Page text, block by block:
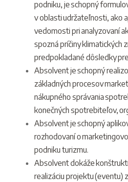
podniku, je schopný
v oblasti udržateľnosti, ako
vedomosti pri analyzovaní
spozná príčiny klimatických
predpokladané dôsledky
Absolvent je schopný
základných procesov
nákupného správania
konečných spotrebiteľov,
Absolvent je schopný
rozhodovaní o
podniku turizmu.
Absolvent dokáže
realizáciu projektu (eventu)